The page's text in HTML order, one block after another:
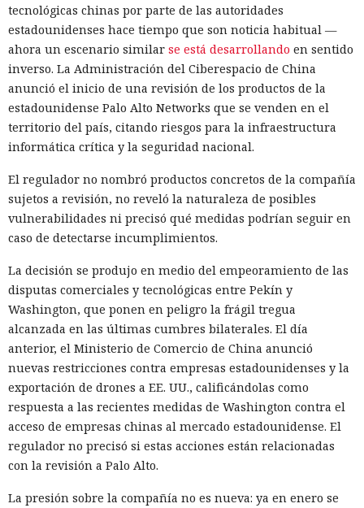
tecnológicas chinas por parte de las autoridades
estadounidenses hace tiempo que son noticia habitual —
ahora un escenario similar se está desarrollando en sentido
inverso. La Administración del Ciberespacio de China
anunció el inicio de una revisión de los productos de la
estadounidense Palo Alto Networks que se venden en el
territorio del país, citando riesgos para la infraestructura
informática crítica y la seguridad nacional.
El regulador no nombró productos concretos de la compañía
sujetos a revisión, no reveló la naturaleza de posibles
vulnerabilidades ni precisó qué medidas podrían seguir en
caso de detectarse incumplimientos.
La decisión se produjo en medio del empeoramiento de las
disputas comerciales y tecnológicas entre Pekín y
Washington, que ponen en peligro la frágil tregua
alcanzada en las últimas cumbres bilaterales. El día
anterior, el Ministerio de Comercio de China anunció
nuevas restricciones contra empresas estadounidenses y la
exportación de drones a EE. UU., calificándolas como
respuesta a las recientes medidas de Washington contra el
acceso de empresas chinas al mercado estadounidense. El
regulador no precisó si estas acciones están relacionadas
con la revisión a Palo Alto.
La presión sobre la compañía no es nueva: ya en enero se